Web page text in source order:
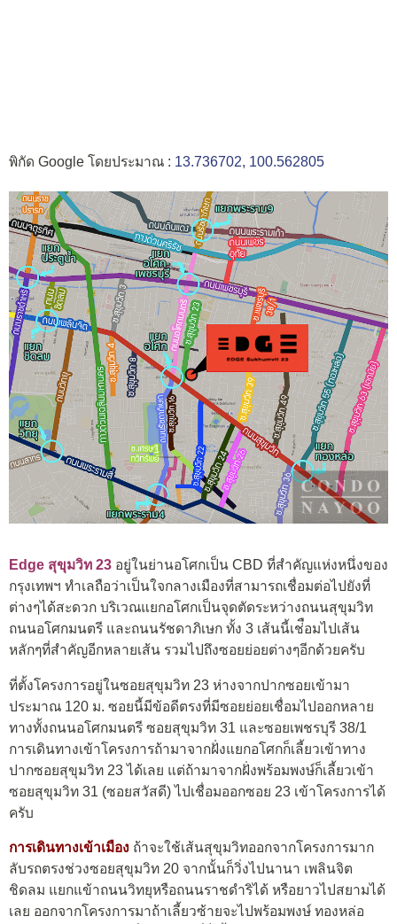
พิกัด Google โดยประมาณ : 13.736702, 100.562805
Edge สุขุมวิท 23 อยู่ในย่านอโศกเป็น CBD ที่สำคัญแห่งหนึ่งของ
กรุงเทพฯ ทำเลถือว่าเป็นใจกลางเมืองที่สามารถเชื่อมต่อไปยังที่
ต่างๆได้สะดวก บริเวณแยกอโศกเป็นจุดตัดระหว่างถนนสุขุมวิท
ถนนอโศกมนตรี และถนนรัชดาภิเษก ทั้ง 3 เส้นนี้เช่ือมไปเส้น
หลักๆที่สำคัญอีกหลายเส้น รวมไปถึงซอยย่อยต่างๆอีกด้วยครับ
ที่ตั้งโครงการอยู่ในซอยสุขุมวิท 23 ห่างจากปากซอยเข้ามา
ประมาณ 120 ม. ซอยนี้มีข้อดีตรงที่มีซอยย่อยเชื่อมไปออกหลาย
ทางทั้งถนนอโศกมนตรี ซอยสุขุมวิท 31 และซอยเพชรบุรี 38/1
การเดินทางเข้าโครงการถ้ามาจากฝั่งแยกอโศกก็เลี้ยวเข้าทาง
ปากซอยสุขุมวิท 23 ได้เลย แต่ถ้ามาจากฝั่งพร้อมพงษ์ก็เลี้ยวเข้า
ซอยสุขุมวิท 31 (ซอยสวัสดี) ไปเชื่อมออกซอย 23 เข้าโครงการได้
ครับ
การเดินทางเข้าเมือง ถ้าจะใช้เส้นสุขุมวิทออกจากโครงการมาก
ลับรถตรงช่วงซอยสุขุมวิท 20 จากนั้นก็วิ่งไปนานา เพลินจิต
ชิดลม แยกแข้าถนนวิทยุหรือถนนราชดำริได้ หรือยาวไปสยามได้
เลย ออกจากโครงการมาถ้าเลี้ยวซ้ายจะไปพร้อมพงษ์ ทองหล่อ